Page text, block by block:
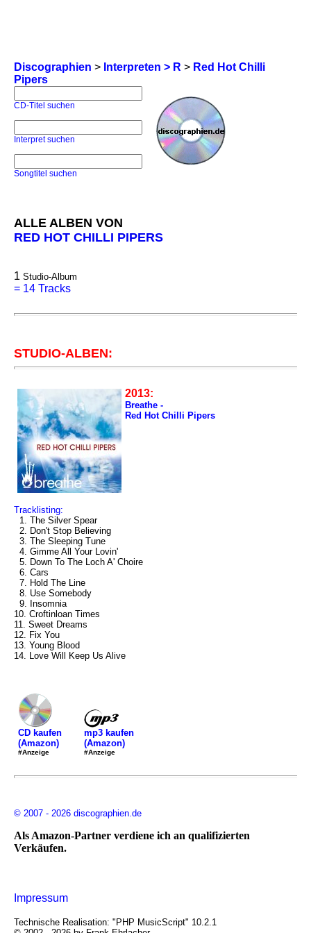
Discographien > Interpreten > R > Red Hot Chilli
Pipers
CD-Titel suchen
Interpret suchen
Songtitel suchen
ALLE ALBEN VON
RED HOT CHILLI PIPERS
1 Studio-Album
= 14 Tracks
STUDIO-ALBEN:
2013:
Breathe -
Red Hot Chilli Pipers
Tracklisting:
1. The Silver Spear
2. Don't Stop Believing
3. The Sleeping Tune
4. Gimme All Your Lovin'
5. Down To The Loch A' Choire
6. Cars
7. Hold The Line
8. Use Somebody
9. Insomnia
10. Croftinloan Times
11. Sweet Dreams
12. Fix You
13. Young Blood
14. Love Will Keep Us Alive
CD kaufen
(Amazon)
#Anzeige
mp3 kaufen
(Amazon)
#Anzeige
© 2007 - 2026 discographien.de
Als Amazon-Partner verdiene ich an qualifizierten
Verkäufen.
Impressum
Technische Realisation: "PHP MusicScript" 10.2.1